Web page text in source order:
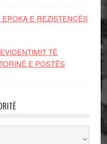
E REZISTENCЁS
TË
E POSTËS